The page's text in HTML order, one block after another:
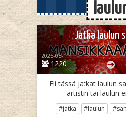
Jatka laulun
1220
2025-05-11
Eli tässä jatkat laulun
artistin tai laulun
#jatka #laulun